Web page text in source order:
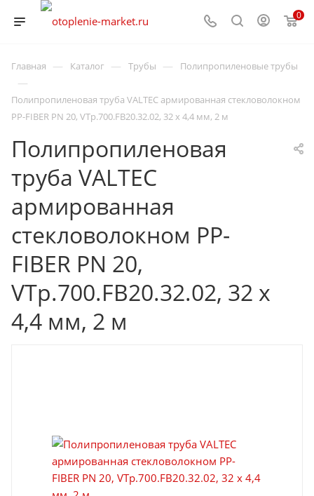
0
Главная — Каталог — Трубы — Полипропиленовые трубы
—
Полипропиленовая труба VALTEC армированная стекловолокном
PP-FIBER PN 20, VTp.700.FB20.32.02, 32 x 4,4 мм, 2 м
Полипропиленовая
труба VALTEC
армированная
стекловолокном PP-
FIBER PN 20,
VTp.700.FB20.32.02, 32 x
4,4 мм, 2 м